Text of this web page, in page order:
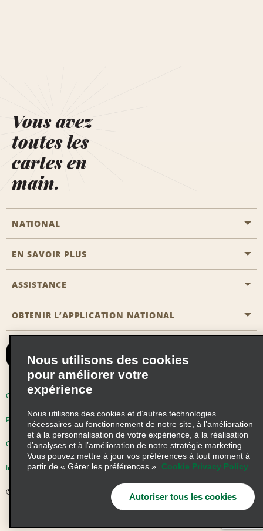
Vous avez
toutes les
cartes en
main.
NATIONAL
Passer une réservation
Solutions pour les professionnels
EN SAVOIR PLUS
Carrière
ASSISTANCE
Accessibilité
Nous contacter
Recevoir des offres par email
OBTENIR L’APPLICATION NATIONAL
Conditions d’utilisation
Politique d’utilisation des cookies
Choix de confidentialité
Information précontractuelle
© 2026 Enterprise Holdings, Inc. Tous droits réservés
Nous utilisons des cookies
pour améliorer votre
expérience
Nous utilisons des cookies et d’autres technologies
nécessaires au fonctionnement de notre site, à l’amélioration
et à la personnalisation de votre expérience, à la réalisation
d’analyses et à l’amélioration de notre stratégie marketing.
Vous pouvez mettre à jour vos préférences à tout moment à
partir de « Gérer les préférences ».
Cookie Privacy Policy
Autoriser tous les cookies